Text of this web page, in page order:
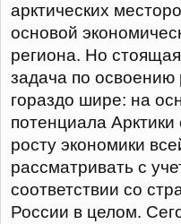
арктических
основой
региона. Но
задача по освоению
гораздо шире: на
потенциала Арктики
росту экономики
рассматривать с
соответствии со
России в целом.